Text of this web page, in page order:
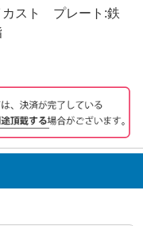
カスト プレート:鉄